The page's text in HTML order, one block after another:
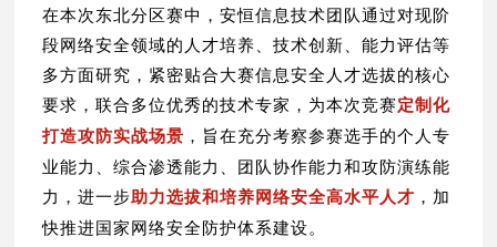
在本次东北分区赛中，安恒信息技术团队通过对现阶
段网络安全领域的人才培养、技术创新、能力评估等
多方面研究，紧密贴合大赛信息安全人才选拔的核心
要求，联合多位优秀的技术专家，为本次竞赛定制化
打造攻防实战场景 ，旨在充分考察参赛选手的个人专
业能力、综合渗透能力、团队协作能力和攻防演练能
力，进一步助力选拔和培养网络安全高水平人才 ，加
快推进国家网络安全防护体系建设。